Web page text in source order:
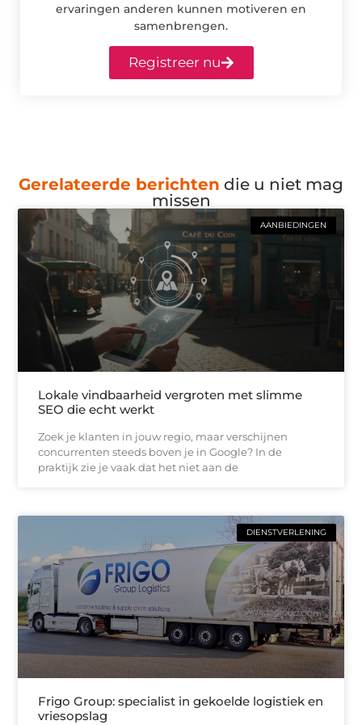
ervaringen anderen kunnen motiveren en
samenbrengen.
Registreer nu
Gerelateerde berichten die u niet mag
missen
AANBIEDINGEN
Lokale vindbaarheid vergroten met slimme
SEO die echt werkt
Zoek je klanten in jouw regio, maar verschijnen
concurrenten steeds boven je in Google? In de
praktijk zie je vaak dat het niet aan de
DIENSTVERLENING
Frigo Group: specialist in gekoelde logistiek en
vriesopslag